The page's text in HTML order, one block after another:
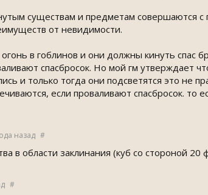
существам и предметам совершаются
от невидимости.
в гоблинов и они должны кинуть спас
спасбросок. Но мой гм утверждает
и только тогда они подсветятся это не
если проваливают спасбросок. то
назад #
в области заклинания (куб со стороной
#